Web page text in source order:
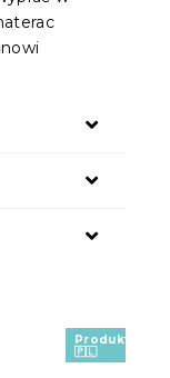
Produkt
🇵🇱